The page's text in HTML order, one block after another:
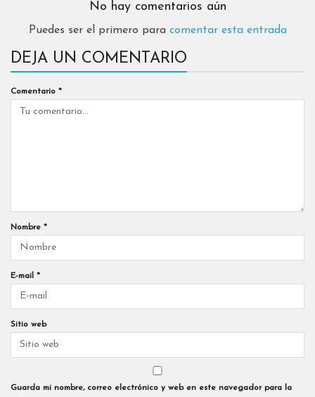
No hay comentarios aún
Puedes ser el primero para comentar esta entrada
DEJA UN COMENTARIO
Comentario *
Nombre *
E-mail *
Sitio web
Guarda mi nombre, correo electrónico y web en este navegador para la